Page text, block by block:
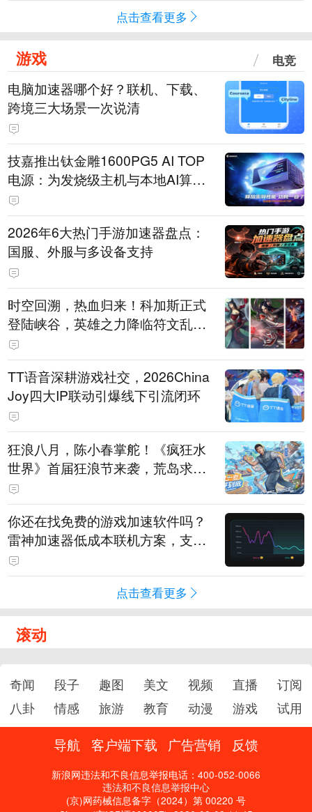
点击查看更多
游戏 电竞
电脑加速器哪个好？联机、下载、
跨境三大场景一次说清
技嘉推出钛金雕1600PG5 AI TOP
电源：为发烧级主机与本地AI算力
打造旗舰供电方案
2026年6大热门手游加速器盘点：
国服、外服与多设备支持
时空回溯，热血归来！科加斯正式
登陆峡谷，英雄之力降临符文乱
斗！
TT语音深耕游戏社交，2026China
Joy四大IP联动引爆线下引流闭环
狂浪八月，陈小春掌舵！《疯狂水
世界》首届狂浪节来袭，荒岛求生
直播即将开启
你还在找免费的游戏加速软件吗？
雷神加速器低成本联机方案，支持
免费试用
点击查看更多
滚动
奇闻 段子 趣图 美文 视频 直播
订阅
八卦
情感 旅游 教育 动漫 游戏 试用
导航 客户端下载 广告营销 反馈
新浪网违法和不良信息举报电话：400-052-0066
违法和不良信息举报中心
(京)网药械信息备字（2024）第 00220 号